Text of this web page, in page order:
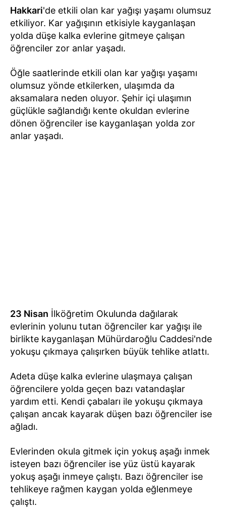
Hakkari'de etkili olan kar yağışı yaşamı olumsuz
etkiliyor. Kar yağışının etkisiyle kayganlaşan
yolda düşe kalka evlerine gitmeye çalışan
öğrenciler zor anlar yaşadı.
Öğle saatlerinde etkili olan kar yağışı yaşamı
olumsuz yönde etkilerken, ulaşımda da
aksamalara neden oluyor. Şehir içi ulaşımın
güçlükle sağlandığı kente okuldan evlerine
dönen öğrenciler ise kayganlaşan yolda zor
anlar yaşadı.
23 Nisan İlköğretim Okulunda dağılarak
evlerinin yolunu tutan öğrenciler kar yağışı ile
birlikte kayganlaşan Mühürdaroğlu Caddesi'nde
yokuşu çıkmaya çalışırken büyük tehlike atlattı.
Adeta düşe kalka evlerine ulaşmaya çalışan
öğrencilere yolda geçen bazı vatandaşlar
yardım etti. Kendi çabaları ile yokuşu çıkmaya
çalışan ancak kayarak düşen bazı öğrenciler ise
ağladı.
Evlerinden okula gitmek için yokuş aşağı inmek
isteyen bazı öğrenciler ise yüz üstü kayarak
yokuş aşağı inmeye çalıştı. Bazı öğrenciler ise
tehlikeye rağmen kaygan yolda eğlenmeye
çalıştı.